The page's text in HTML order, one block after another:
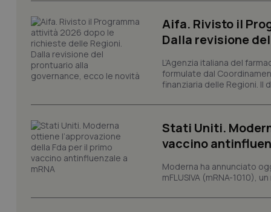
Aifa. Rivisto il
Dalla revisione
L’Agenzia italiana del
formulate dal
finanziaria delle Regioni. Il
Stati Uniti.
vaccino
Moderna ha annunciato
mFLUSIVA (mRNA-1010),
Nome
tracking-enable
session-id